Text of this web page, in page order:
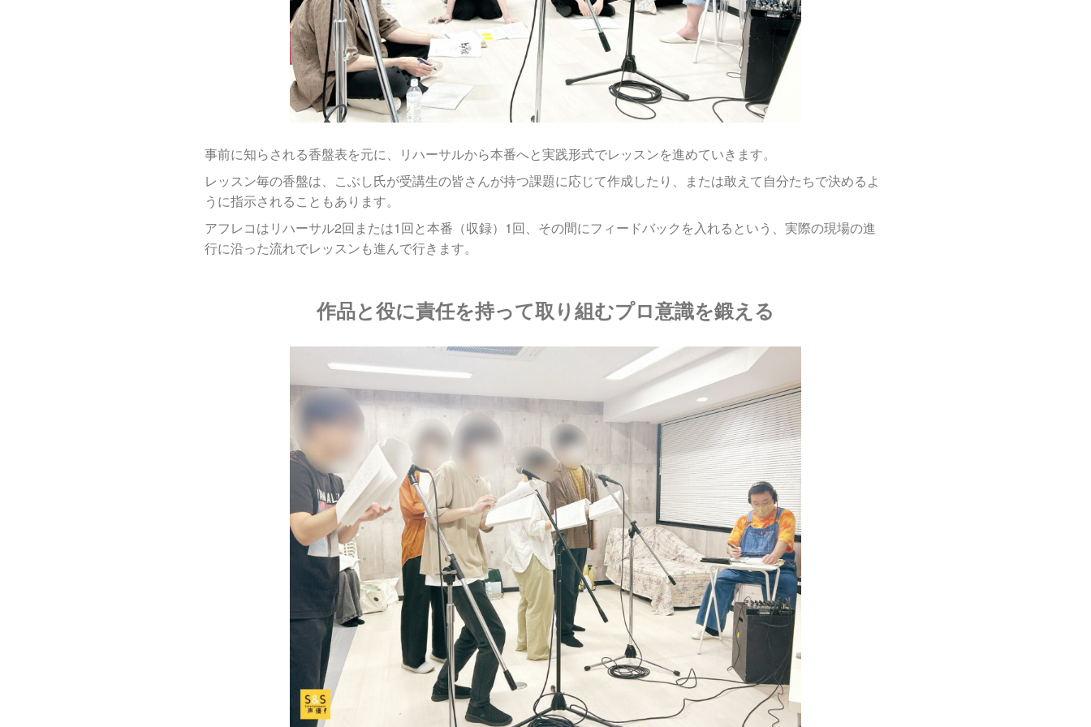
事前に知らされる香盤表を元に、リハーサルから本番へと実践形式でレッスンを進めていきます。
レッスン毎の香盤は、こぶし氏が受講生の皆さんが持つ課題に応じて作成したり、または敢えて自分たちで決めるよ
うに指示されることもあります。
アフレコはリハーサル2回または1回と本番（収録）1回、その間にフィードバックを入れるという、実際の現場の進
行に沿った流れでレッスンも進んで行きます。
作品と役に責任を持って取り組むプロ意識を鍛える